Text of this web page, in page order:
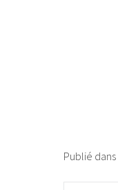
Publié dans